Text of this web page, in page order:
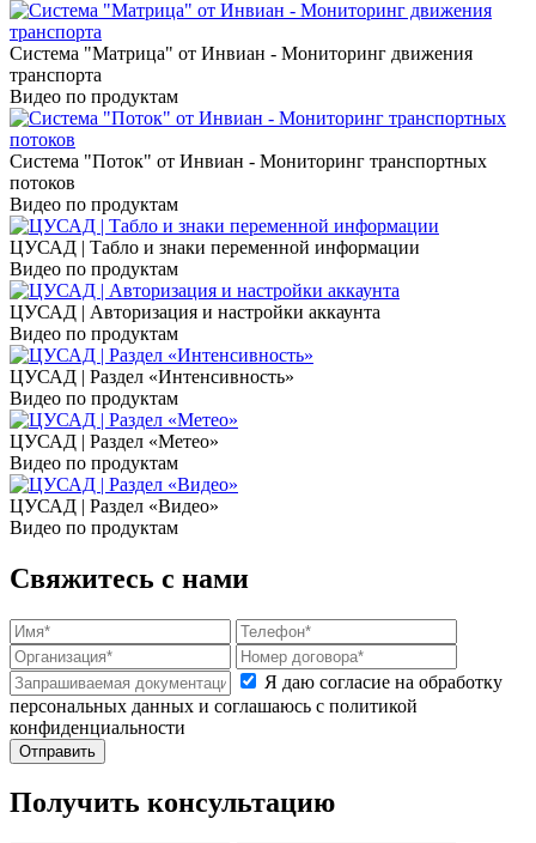
Система "Матрица" от Инвиан - Мониторинг движения
транспорта
Видео по продуктам
Система "Поток" от Инвиан - Мониторинг транспортных
потоков
Видео по продуктам
ЦУСАД | Табло и знаки переменной информации
Видео по продуктам
ЦУСАД | Авторизация и настройки аккаунта
Видео по продуктам
ЦУСАД | Раздел «Интенсивность»
Видео по продуктам
ЦУСАД | Раздел «Метео»
Видео по продуктам
ЦУСАД | Раздел «Видео»
Видео по продуктам
Свяжитесь с нами
Я даю согласие на обработку
персональных данных и соглашаюсь с политикой
конфиденциальности
Получить консультацию